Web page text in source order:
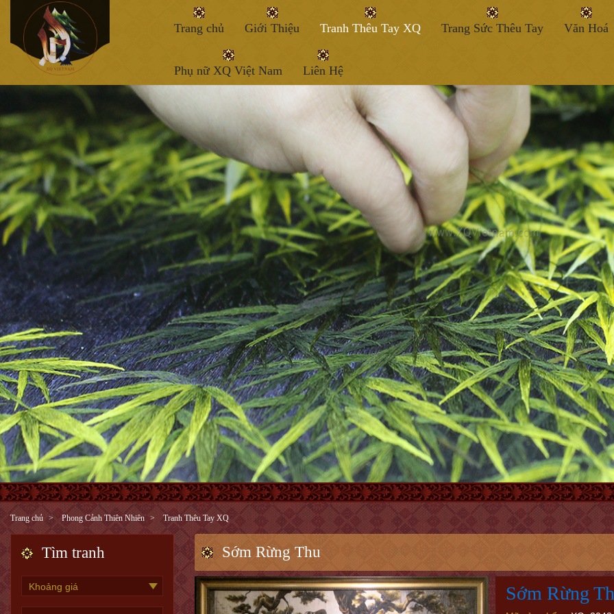
Trang chủ Giới Thiệu Tranh Thêu Tay XQ Trang Sức Thêu Tay Văn Hoá
Phụ nữ XQ Việt Nam Liên Hệ
Trang chủ Phong Cảnh Thiên Nhiên Tranh Thêu Tay XQ
Tìm tranh Sớm Rừng Thu
Sớm Rừng